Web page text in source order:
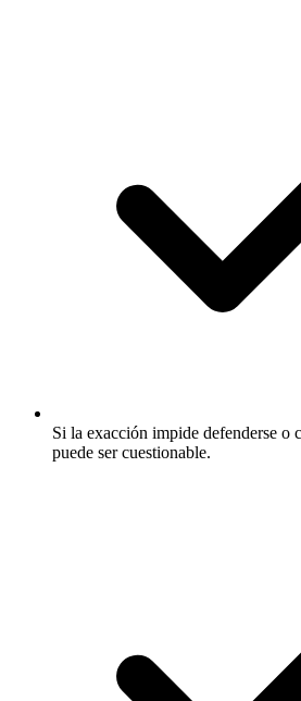
Si la exacción impide defenderse o
puede ser cuestionable.